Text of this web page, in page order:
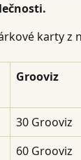
karty z
Grooviz
30 Grooviz
60 Grooviz